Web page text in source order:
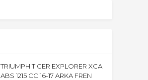
TRIUMPH TIGER EXPLORER XCA
ABS 1215 CC 16-17 ARKA FREN